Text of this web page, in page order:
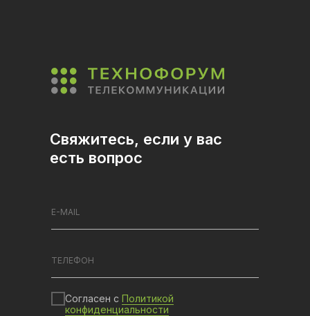
Согласен с Политикой
конфиденциальности
Свяжитесь, если у вас
есть вопрос